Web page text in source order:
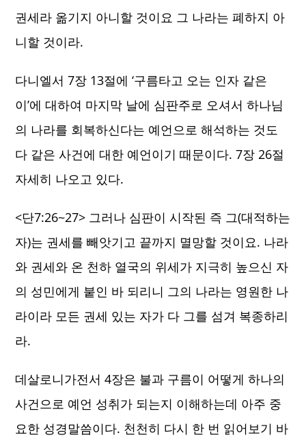
권세라 옮기지 아니할 것이요 그 나라는 폐하지 아
니할 것이라.
다니엘서 7장 13절에 ‘구름타고 오는 인자 같은
이’에 대하여 마지막 날에 심판주로 오셔서 하나님
의 나라를 회복하신다는 예언으로 해석하는 것도
다 같은 사건에 대한 예언이기 때문이다. 7장 26절
자세히 나오고 있다.
<단7:26~27> 그러나 심판이 시작된 즉 그(대적하는
자)는 권세를 빼앗기고 끝까지 멸망할 것이요. 나라
와 권세와 온 천하 열국의 위세가 지극히 높으신 자
의 성민에게 붙인 바 되리니 그의 나라는 영원한 나
라이라 모든 권세 있는 자가 다 그를 섬겨 복종하리
라.
데살로니가전서 4장은 불과 구름이 어떻게 하나의
사건으로 예언 성취가 되는지 이해하는데 아주 중
요한 성경말씀이다. 천천히 다시 한 번 읽어보기 바